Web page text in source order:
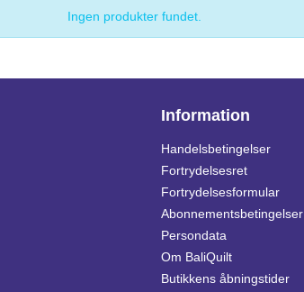
Ingen produkter fundet.
Information
Handelsbetingelser
Fortrydelsesret
Fortrydelsesformular
Abonnementsbetingelser
Persondata
Om BaliQuilt
Butikkens åbningstider